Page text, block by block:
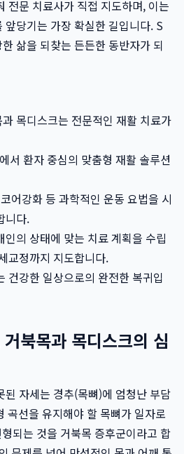
전문 치료사가 직접 지도하며, 이는
앞당기는 가장 확실한 길입니다. S
삶을 되찾는 든든한 동반자가 되
목디스크는 전문적인 재활 치료가
서 환자 중심의 맞춤형 재활 솔루션
어강화 등 과학적인 운동 요법을 시
니다.
의 상태에 맞는 치료 계획을 수립
교정까지 지도합니다.
건강한 일상으로의 완전한 복귀입
북목과 목디스크의 심
된 자세는 경추(목뼈)에 엄청난 부담
곡선을 유지해야 할 목뼈가 일자로
되는 것을 거북목 증후군이라고 합